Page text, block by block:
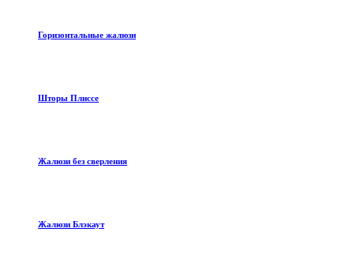
Горизонтальные жалюзи
Шторы Плиссе
Жалюзи без сверления
Жалюзи Блэкаут